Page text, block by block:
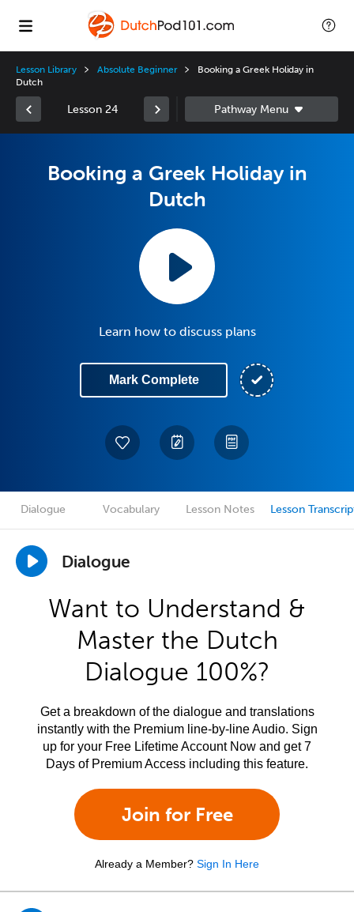
Lesson Library Absolute Beginner
Booking a Greek Holiday in
Dutch
Lesson 24
Booking a Greek Holiday in
Dutch
Learn how to discuss plans
Mark Complete
Dialogue Vocabulary Lesson Notes Lesson
Dialogue
Want to Understand &
Master the Dutch
Dialogue 100%?
Get a breakdown of the dialogue and translations
instantly with the Premium line-by-line Audio. Sign
up for your Free Lifetime Account Now and get 7
Days of Premium Access including this feature.
Join for Free
Already a Member? Sign In Here